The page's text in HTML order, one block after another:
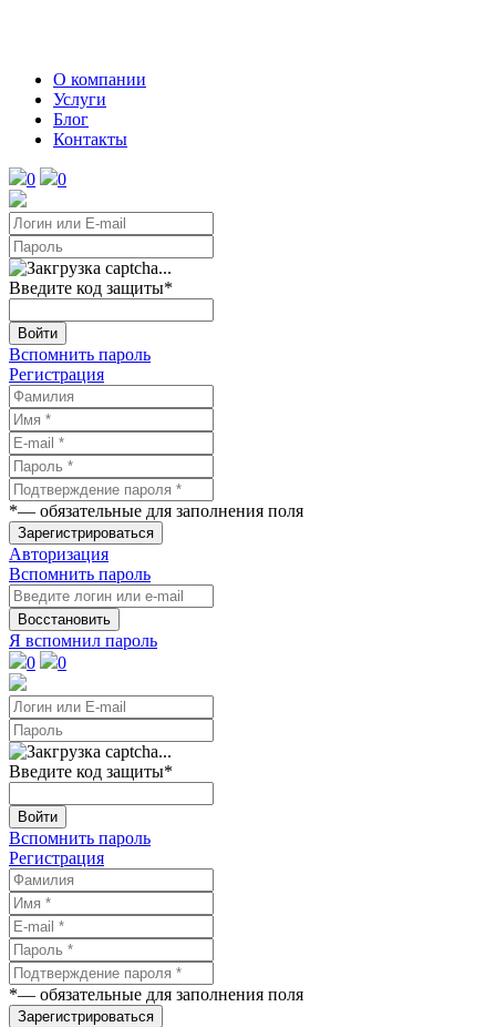
О компании
Услуги
Блог
Контакты
0 0
Введите код защиты*
Войти
Вспомнить пароль
Регистрация
*— обязательные для заполнения поля
Зарегистрироваться
Авторизация
Вспомнить пароль
Восстановить
Я вспомнил пароль
0
0
Введите код защиты*
Войти
Вспомнить пароль
Регистрация
*— обязательные для заполнения поля
Зарегистрироваться